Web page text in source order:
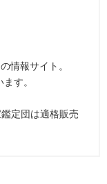
情報サイト。
す。
定団は適格販売